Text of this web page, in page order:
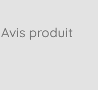
Avis produit